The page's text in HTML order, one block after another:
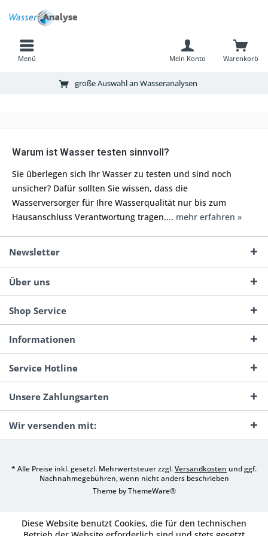
Menü Warenkorb
Mein Konto
große Auswahl an Wasseranalysen
Warum ist Wasser testen sinnvoll?
Sie überlegen sich Ihr Wasser zu testen und sind noch
unsicher? Dafür sollten Sie wissen, dass die
Wasserversorger für Ihre Wasserqualität nur bis zum
Hausanschluss Verantwortung tragen.... mehr erfahren »
Newsletter
Über uns
Shop Service
Informationen
Service Hotline
Unsere Zahlungsarten
Wir versenden mit:
* Alle Preise inkl. gesetzl. Mehrwertsteuer zzgl.Versandkosten und ggf.
Nachnahmegebühren, wenn nicht anders beschrieben
Theme byThemeWare®
Diese Website benutzt Cookies, die für den technischen